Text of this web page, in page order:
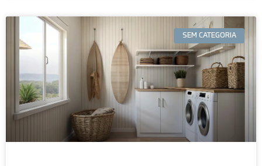
SEM CATEGORIA